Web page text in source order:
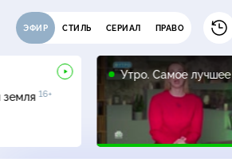
ЭФИР СТИЛЬ СЕРИАЛ ПРАВО
земля 16+
Утро. Самое лучшее